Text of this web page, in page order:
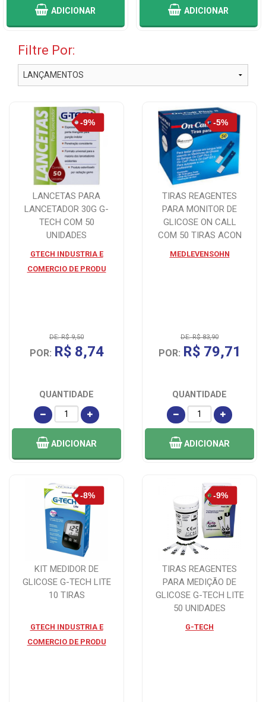
ADICIONAR ADICIONAR
Filtre Por:
LANCETAS PARA
LANCETADOR 30G G-
TECH COM 50
UNIDADES
GTECH INDUSTRIA E
COMERCIO DE PRODU
DE: R$ 9,50
POR: R$ 8,74
QUANTIDADE
ADICIONAR
TIRAS REAGENTES
PARA MONITOR DE
GLICOSE ON CALL
COM 50 TIRAS ACON
MEDLEVENSOHN
DE: R$ 83,90
POR: R$ 79,71
QUANTIDADE
ADICIONAR
KIT MEDIDOR DE
GLICOSE G-TECH LITE
10 TIRAS
GTECH INDUSTRIA E
COMERCIO DE PRODU
TIRAS REAGENTES
PARA MEDIÇÃO DE
GLICOSE G-TECH LITE
50 UNIDADES
G-TECH